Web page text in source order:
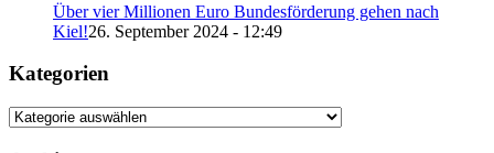
Über vier Millionen Euro Bundesförderung gehen nach
Kiel!26. September 2024 - 12:49
Kategorien
Kategorien